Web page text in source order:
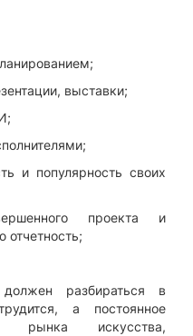
выставки;
и популярность своих
проекта и
разбираться в
а постоянное
рынка искусства,